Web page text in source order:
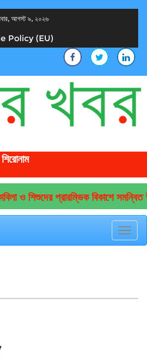
আগস্ট ৯, ২০২৬
Policy (EU)
শিরোনাম
ও শিশুদের প্রারম্ভিক বিকাশে সমন্বিত